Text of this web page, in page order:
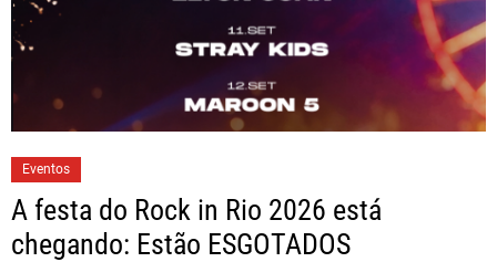
Eventos
A festa do Rock in Rio 2026 está
chegando: Estão ESGOTADOS